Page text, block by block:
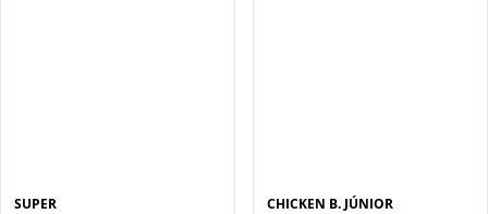
SUPER CHICKEN B. JÚNIOR